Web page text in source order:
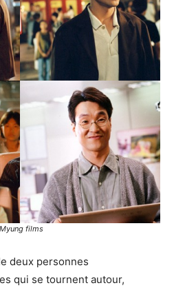
films
deux personnes
qui se tournent autour,